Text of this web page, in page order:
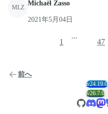
MLZ
Michaël Zasso
2021年5月04日
前へ
1
...
47
v24.19.0
v26.7.0